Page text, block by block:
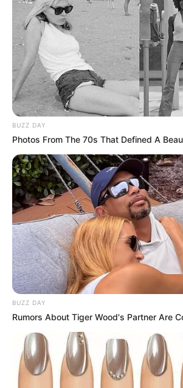
BUZZ DAY
Photos From The 70s That Defined A
BUZZ DAY
Rumors About Tiger Wood's Partner Are